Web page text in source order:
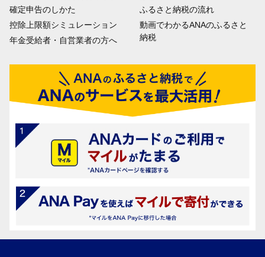
確定申告のしかた
控除上限額シミュレーション
年金受給者・自営業者の方へ
ふるさと納税の流れ
動画でわかるANAのふるさと
納税